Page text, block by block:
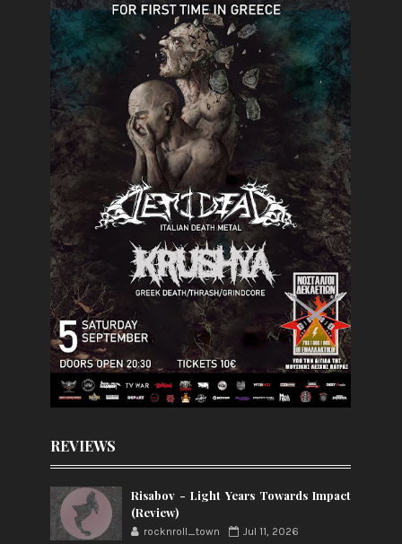
REVIEWS
Risabov - Light Years Towards Impact
(Review)
rocknroll_town Jul 11, 2026